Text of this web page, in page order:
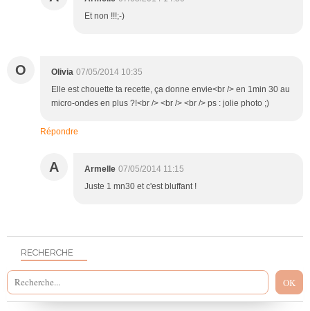
Et non !!!;-)
O Olivia 07/05/2014 10:35
Elle est chouette ta recette, ça donne envie<br /> en 1min 30 au
micro-ondes en plus ?!<br /> <br /> <br /> ps : jolie photo ;)
Répondre
A Armelle 07/05/2014 11:15
Juste 1 mn30 et c'est bluffant !
RECHERCHE